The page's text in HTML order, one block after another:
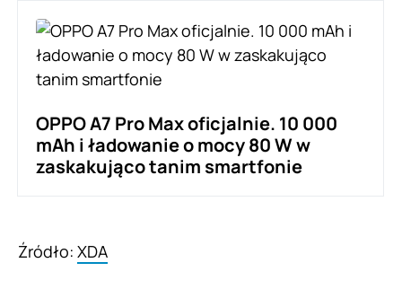
OPPO A7 Pro Max oficjalnie. 10 000
mAh i ładowanie o mocy 80 W w
zaskakująco tanim smartfonie
Źródło: XDA